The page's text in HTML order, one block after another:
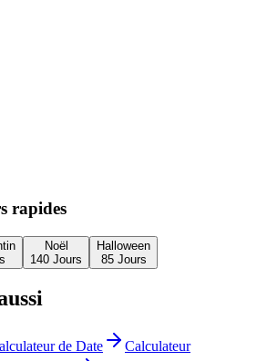
rapides
Noël
140 Jours
Halloween
85 Jours
de Date
Calculateur